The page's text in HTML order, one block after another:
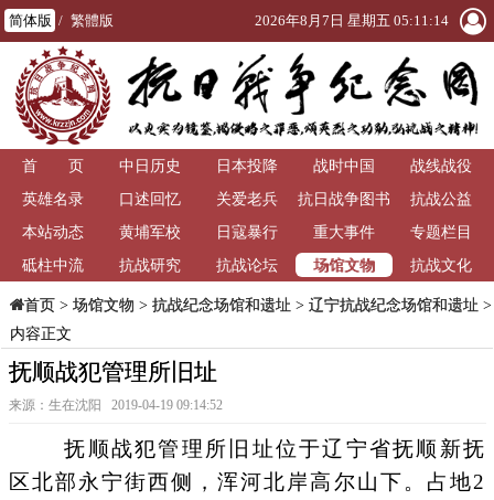
简体版 / 繁體版 2026年8月7日 星期五 05:11:16
首 页 中日历史 日本投降 战时中国
战线战役
英雄名录
口述回忆 关爱老兵
抗日战争图书
馆
抗战公益
本站动态
黄埔军校 日寇暴行 重大事件
专题栏目
砥柱中流
抗战研究 抗战论坛 场馆文物 抗战文化
首页> 场馆文物 > 抗战纪念场馆和遗址 > 辽宁抗战纪念场馆和遗址 >
内容正文
抚顺战犯管理所旧址
来源：生在沈阳 2019-04-19 09:14:52
抚顺战犯管理所旧址位于辽宁省抚顺新抚
区北部永宁街西侧，浑河北岸高尔山下。占地2